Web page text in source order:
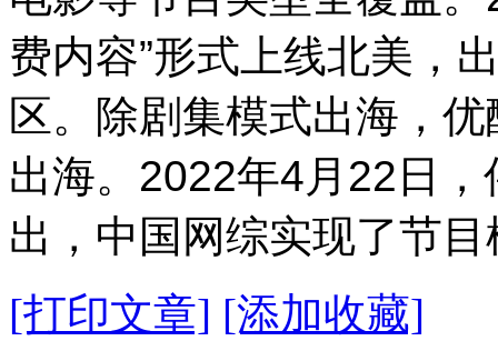
费内容”形式上线北美，
区。除剧集模式出海，
出海。2022年4月22日
出，中国网综实现了节目
[打印文章] [添加收藏]